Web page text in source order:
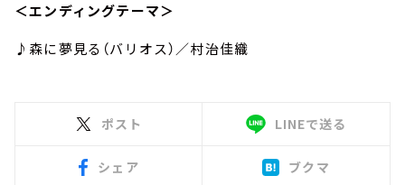
＜エンディングテーマ＞
♪森に夢見る（バリオス）／村治佳織
ポスト LINEで送る
シェア ブクマ